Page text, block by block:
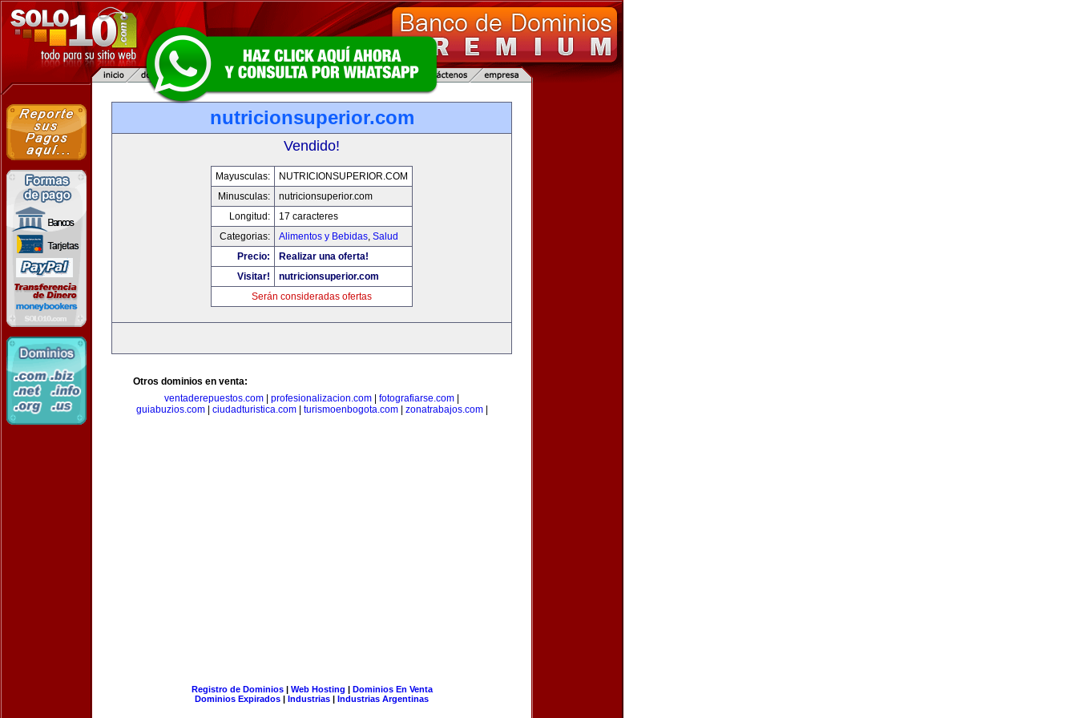
nutricionsuperior.com
Vendido!
Mayusculas:
NUTRICIONSUPERIOR.COM
Minusculas:
nutricionsuperior.com
Longitud:
17 caracteres
Categorias:
Alimentos y Bebidas, Salud
Precio:
Realizar una oferta!
Visitar!
nutricionsuperior.com
Serán consideradas ofertas
Otros dominios en venta:
ventaderepuestos.com
profesionalizacion.com fotografiarse.com
guiabuzios.com| ciudadturistica.com| turismoenbogota.com| zonatrabajos.com|
Registro de Dominios| Web Hosting | Dominios En Venta
Dominios Expirados | Industrias | Industrias Argentinas